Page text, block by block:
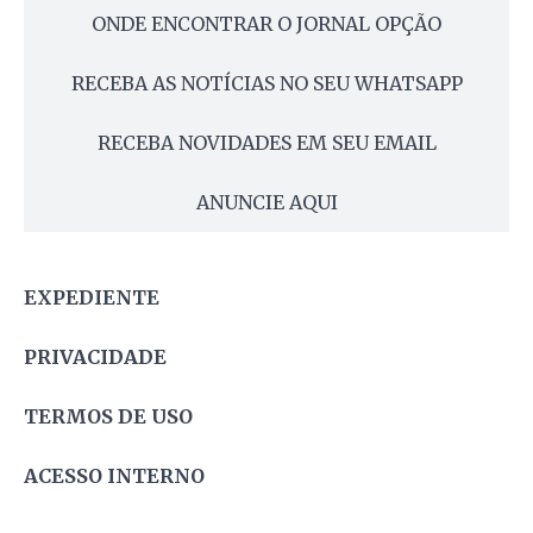
ONDE ENCONTRAR O JORNAL OPÇÃO
RECEBA AS NOTÍCIAS NO SEU WHATSAPP
RECEBA NOVIDADES EM SEU EMAIL
ANUNCIE AQUI
EXPEDIENTE
PRIVACIDADE
TERMOS DE USO
ACESSO INTERNO